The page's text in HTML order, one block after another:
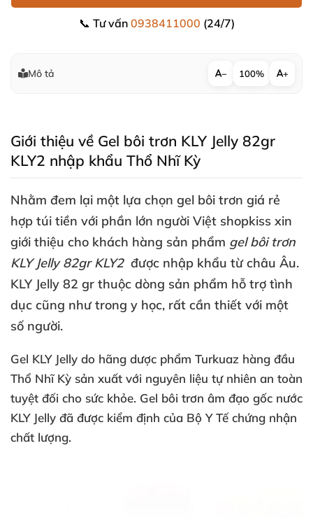
📞 Tư vấn 0938411000 (24/7)
Mô tả − 100% +
Giới thiệu về Gel bôi trơn KLY Jelly 82gr
KLY2 nhập khẩu Thổ Nhĩ Kỳ
Nhằm đem lại một lựa chọn gel bôi trơn giá rẻ
hợp túi tiền với phần lớn người Việt shopkiss xin
giới thiệu cho khách hàng sản phẩm gel bôi trơn
KLY Jelly 82gr KLY2 được nhập khẩu từ châu Âu.
KLY Jelly 82 gr thuộc dòng sản phẩm hỗ trợ tình
dục cũng như trong y học, rất cần thiết với một
số người.
Gel KLY Jelly do hãng dược phẩm Turkuaz hàng đầu
Thổ Nhĩ Kỳ sản xuất với nguyên liệu tự nhiên an toàn
tuyệt đối cho sức khỏe. Gel bôi trơn âm đạo gốc nước
KLY Jelly đã được kiểm định của Bộ Y Tế chứng nhận
chất lượng.